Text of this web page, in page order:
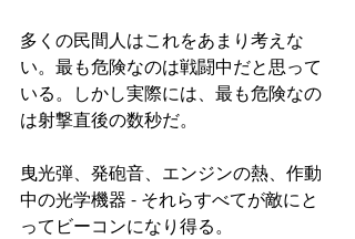
多くの民間人はこれをあまり考えな
い。最も危険なのは戦闘中だと思って
いる。しかし実際には、最も危険なの
は射撃直後の数秒だ。
曳光弾、発砲音、エンジンの熱、作動
中の光学機器 - それらすべてが敵にと
ってビーコンになり得る。